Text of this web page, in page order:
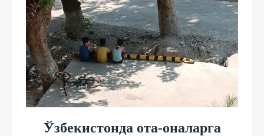
Ўзбекистонда ота-оналарга